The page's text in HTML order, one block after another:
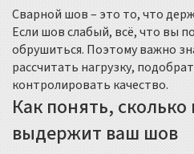
Сварной шов – это то, что
Если шов слабый, всё, что вы
обрушиться. Поэтому важно
рассчитать нагрузку,
контролировать качество.
Как понять, сколько
выдержит ваш шов